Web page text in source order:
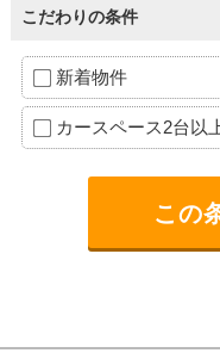
こだわりの条件
新着物件
カースペース2台以